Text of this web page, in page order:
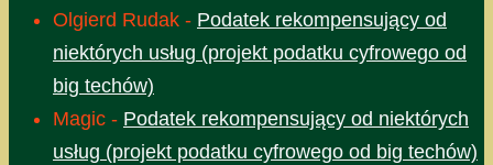
Olgierd Rudak - Podatek rekompensujący od
niektórych usług (projekt podatku cyfrowego od
big techów)
Magic - Podatek rekompensujący od niektórych
usług (projekt podatku cyfrowego od big techów)